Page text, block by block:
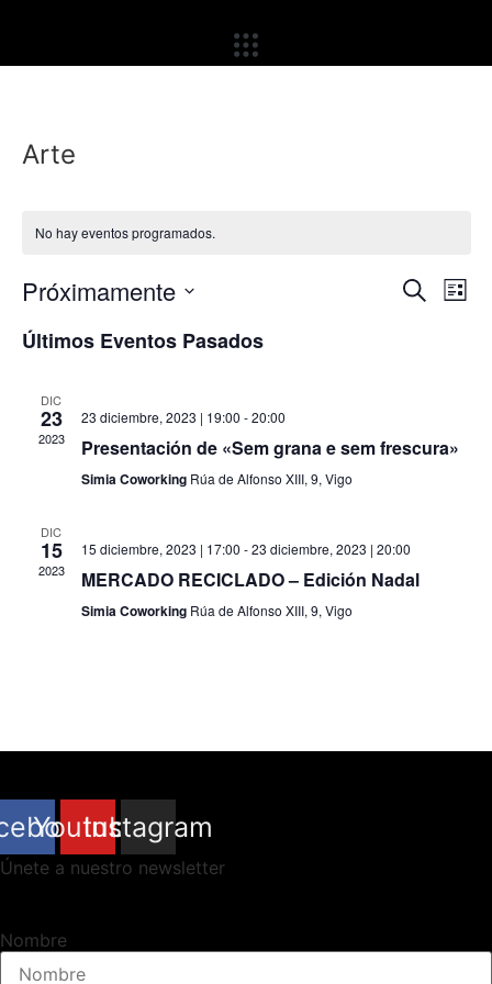
contenido
Arte
No hay eventos programados.
BuscarLista
Próximamente
fecha.
Últimos Eventos Pasados
DIC
23
2023
23 diciembre, 2023 | 19:00 -20:00
Presentación de «Sem grana e sem frescura»
Simia Coworking Rúa de Alfonso XIII, 9, Vigo
DIC
15
2023
15 diciembre, 2023 | 17:00 -23 diciembre, 2023 | 20:00
MERCADO RECICLADO – Edición Nadal
Simia Coworking Rúa de Alfonso XIII, 9, Vigo
Youtube
Instagram
Únete a nuestro newsletter
Nombre